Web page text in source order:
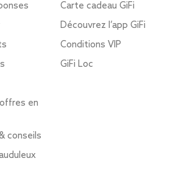
en
conseils
Carte cadeau GiFi
Découvrez l’app GiFi
Conditions VIP
GiFi Loc